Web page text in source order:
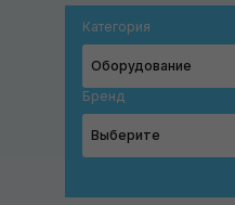
Категория
Оборудование
Бренд
Выберите